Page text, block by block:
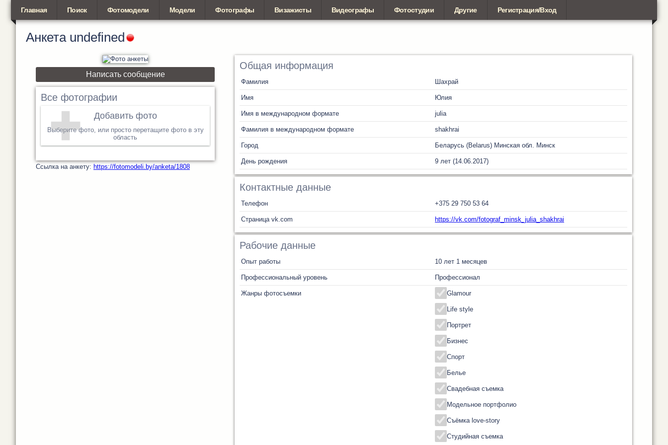
Главная Поиск Фотомодели Модели Фотографы Визажисты Видеографы Фотостудии Другие Регистрация/Вход
Анкета undefined
Написать сообщение
Все фотографии
Добавить фото
Выберите фото, или просто перетащите фото в эту
область
Cсылка на анкету: https://fotomodeli.by/anketa/1808
Общая информация
Фамилия Шахрай
Имя Юлия
Имя в международном формате julia
Фамилия в международном формате shakhrai
Город Беларусь (Belarus) Минская обл. Минск
День рождения 9 лет (14.06.2017)
Контактные данные
Телефон +375 29 750 53 64
Страница vk.com https://vk.com/fotograf_minsk_julia_shakhrai
Рабочие данные
Опыт работы 10 лет 1 месяцев
Профессиональный уровень Профессионал
Жанры фотосъемки Glamour
Life style
Портрет
Бизнес
Спорт
Белье
Свадебная съемка
Модельное портфолио
Съёмка love-story
Студийная съемка